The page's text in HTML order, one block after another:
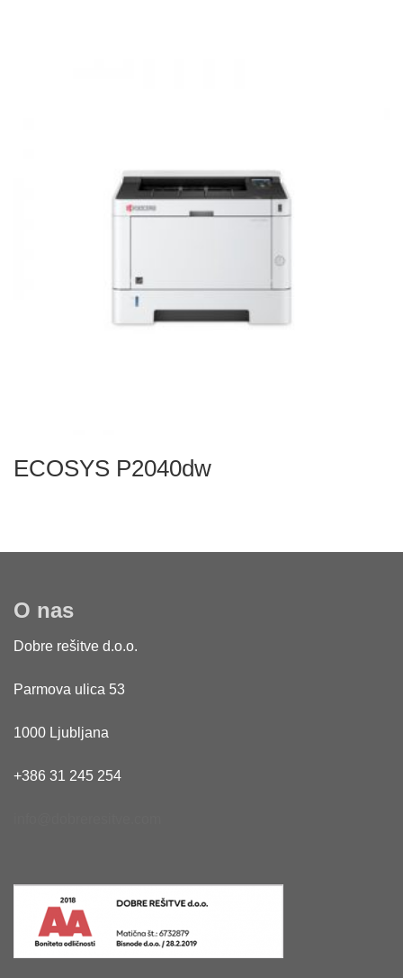
ECOSYS P2040dw
O nas
Dobre rešitve d.o.o.
Parmova ulica 53
1000 Ljubljana
+386 31 245 254